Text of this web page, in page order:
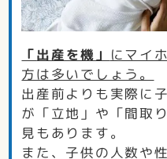
「出産を機」 にマイ
方は多いでしょう。
出産前よりも実際に
が「立地」や「間取
見もあります。
また、子供の人数や